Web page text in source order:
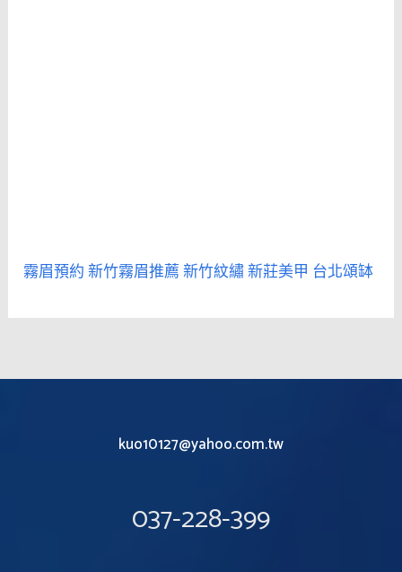
霧眉預約新竹霧眉推薦新竹紋繡新莊美甲 台北頌缽
kuo10127@yahoo.com.tw
037-228-399